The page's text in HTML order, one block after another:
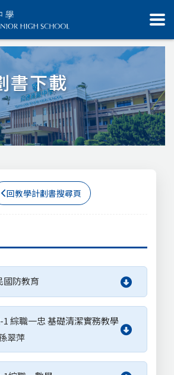
書下載
回教學計劃書搜尋頁
國防教育
1 綜職一忠 基礎清潔實務教學
翠萍